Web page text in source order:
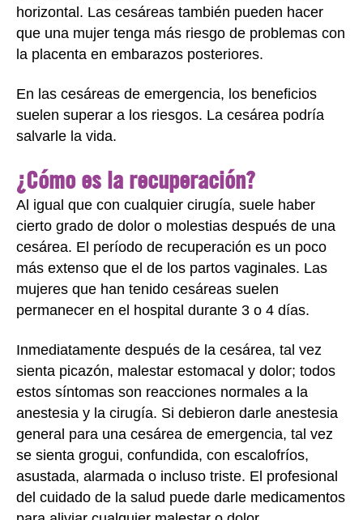
horizontal. Las cesáreas también pueden hacer
que una mujer tenga más riesgo de problemas con
la placenta en embarazos posteriores.
En las cesáreas de emergencia, los beneficios
suelen superar a los riesgos. La cesárea podría
salvarle la vida.
¿Cómo es la recuperación?
Al igual que con cualquier cirugía, suele haber
cierto grado de dolor o molestias después de una
cesárea. El período de recuperación es un poco
más extenso que el de los partos vaginales. Las
mujeres que han tenido cesáreas suelen
permanecer en el hospital durante 3 o 4 días.
Inmediatamente después de la cesárea, tal vez
sienta picazón, malestar estomacal y dolor; todos
estos síntomas son reacciones normales a la
anestesia y la cirugía. Si debieron darle anestesia
general para una cesárea de emergencia, tal vez
se sienta grogui, confundida, con escalofríos,
asustada, alarmada o incluso triste. El profesional
del cuidado de la salud puede darle medicamentos